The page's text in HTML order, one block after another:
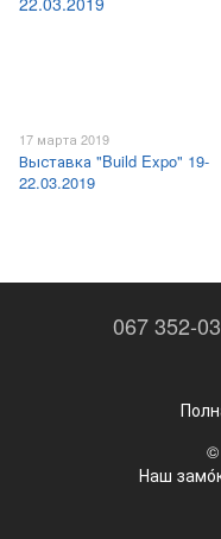
17 марта 2019
Выставка "Build Expo" 19-
22.03.2019
067 352-
©
Наш